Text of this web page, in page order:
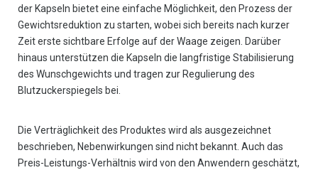
der Kapseln bietet eine einfache Möglichkeit, den Prozess der
Gewichtsreduktion zu starten, wobei sich bereits nach kurzer
Zeit erste sichtbare Erfolge auf der Waage zeigen. Darüber
hinaus unterstützen die Kapseln die langfristige Stabilisierung
des Wunschgewichts und tragen zur Regulierung des
Blutzuckerspiegels bei.
Die Verträglichkeit des Produktes wird als ausgezeichnet
beschrieben, Nebenwirkungen sind nicht bekannt. Auch das
Preis-Leistungs-Verhältnis wird von den Anwendern geschätzt,